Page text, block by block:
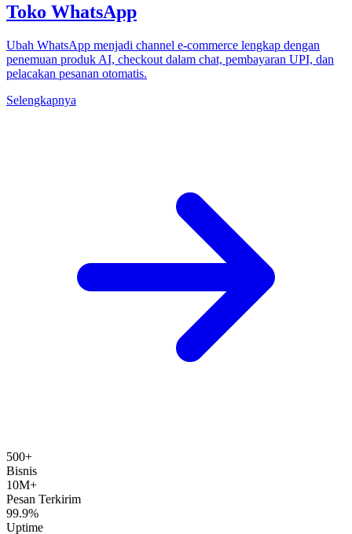
Toko WhatsApp
Ubah WhatsApp menjadi channel e-commerce lengkap dengan
penemuan produk AI, checkout dalam chat, pembayaran UPI, dan
pelacakan pesanan otomatis.
Selengkapnya
500+
Bisnis
10M+
Pesan Terkirim
99.9%
Uptime